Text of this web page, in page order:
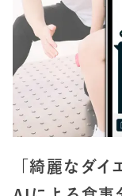
「綺麗なダ